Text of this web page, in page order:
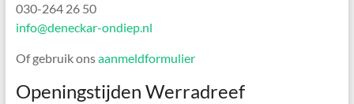
030-264 26 50
info@deneckar-ondiep.nl
Of gebruik onsaanmeldformulier
Openingstijden Werradreef